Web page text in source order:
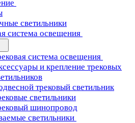
светильники
система освещения
система освещения
и крепление трековых
трековый светильник
светильники
шинопровод
светильники